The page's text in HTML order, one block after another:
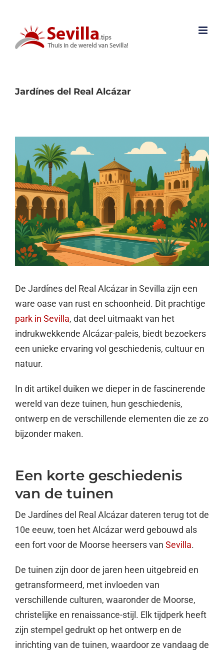
inhoud
Jardínes del Real Alcázar
De Jardínes del Real Alcázar in Sevilla zijn een
ware oase van rust en schoonheid. Dit prachtige
park in Sevilla, dat deel uitmaakt van het
indrukwekkende Alcázar-paleis, biedt bezoekers
een unieke ervaring vol geschiedenis, cultuur en
natuur.
In dit artikel duiken we dieper in de fascinerende
wereld van deze tuinen, hun geschiedenis,
ontwerp en de verschillende elementen die ze zo
bijzonder maken.
Een korte geschiedenis
van de tuinen
De Jardínes del Real Alcázar dateren terug tot de
10e eeuw, toen het Alcázar werd gebouwd als
een fort voor de Moorse heersers van Sevilla.
De tuinen zijn door de jaren heen uitgebreid en
getransformeerd, met invloeden van
verschillende culturen, waaronder de Moorse,
christelijke en renaissance-stijl. Elk tijdperk heeft
zijn stempel gedrukt op het ontwerp en de
inrichting van de tuinen, waardoor ze vandaag de